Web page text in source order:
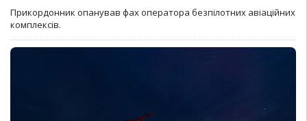
Прикордонник опанував фах оператора безпілотних авіаційних
комплексів.